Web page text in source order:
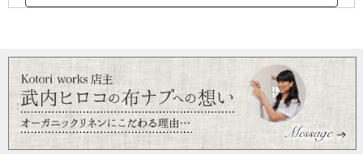
2019/04/15 投稿者：さと 評価：
★★★★★
夏生まれの自分の子どもに買ってから、これのおかげで真夏
を乗り越えられたと言っても良いくらい、良いお品でしたの
で、先日生まれたお友達のお子さんに購入しました^_^
使ってもらうのが楽しみです♪